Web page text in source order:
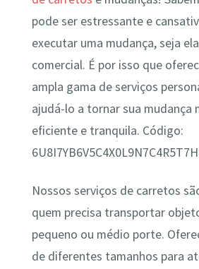
pode ser estressante e
executar uma mudança, seja
comercial. É por isso que
ampla gama de serviços
ajudá-lo a tornar sua mudança
eficiente e tranquila. Código:
Nossos serviços de carretos
quem precisa transportar
pequeno ou médio porte.
de diferentes tamanhos para